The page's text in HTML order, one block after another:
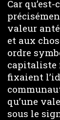
Car
valeur
et aux
ordre
capitaliste
fixaient
qu’une
sous le